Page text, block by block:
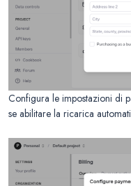
Configura le impostazioni di
se abilitare la ricarica